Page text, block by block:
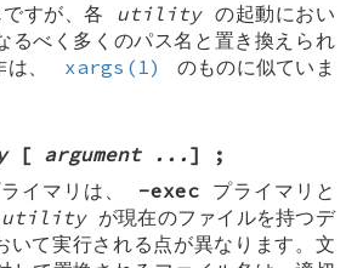
すが、各 utilityの起動におい
るべく多くのパス名と置き換えられ
は、
xargs(1)
のものに似ていま
[ argument ... ]
;
イマリは、 -execプライマリと
utilityが現在のファイルを持つデ
いて実行される点が異なります。文